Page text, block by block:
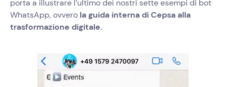
porta a illustrare l’ultimo dei nostri sette esempi di bot
WhatsApp, ovvero la guida interna di Cepsa alla
trasformazione digitale.